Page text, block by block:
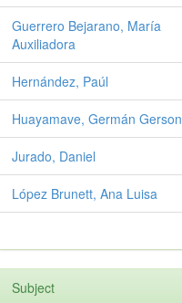
Guerrero Bejarano, María
Auxiliadora
Hernández, Paúl
Huayamave, Germán Gerson
Jurado, Daniel
López Brunett, Ana Luisa
Subject